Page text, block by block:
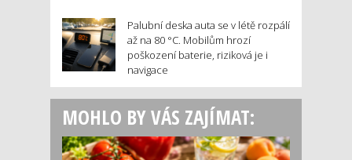
Palubní deska auta se v létě rozpálí
až na 80 °C. Mobilům hrozí
poškození baterie, riziková je i
navigace
MOHLO BY VÁS ZAJÍMAT: